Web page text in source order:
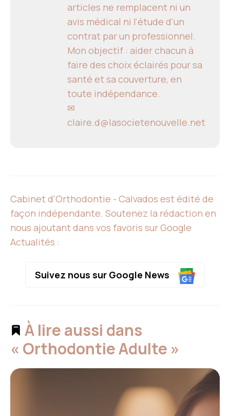
articles ne remplacent ni un
avis médical ni l'étude d'un
contrat par un professionnel.
Mon objectif : aider chacun à
faire des choix éclairés pour sa
santé et sa couverture, en
toute indépendance.
✉
claire.d@lasocietenouvelle.net
Cabinet d'Orthodontie - Calvados est édité de
façon indépendante. Soutenez la rédaction en
nous ajoutant dans vos favoris sur Google
Actualités :
Suivez nous sur Google News
À lire aussi dans
« Orthodontie Adulte »